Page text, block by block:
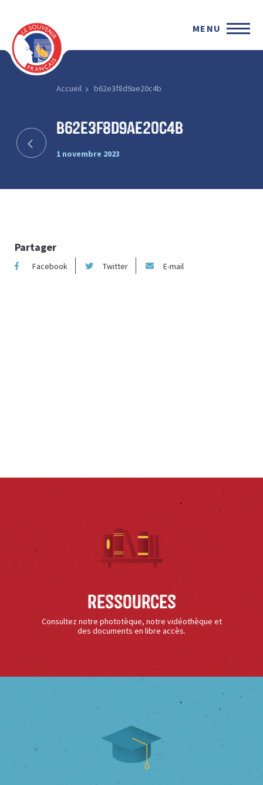
MENU
Accueil b62e3f8d9ae20c4b
b62e3f8d9ae20c4b
1 novembre 2023
Partager
Facebook Twitter E-mail
Ressources
Consultez notre phototèque, notre vidéothèque et
des documents en libre accès.